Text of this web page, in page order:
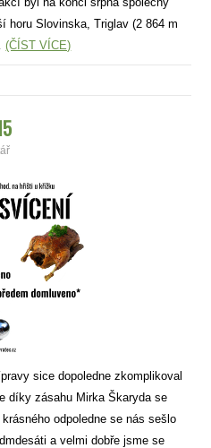
horu Slovinska, Triglav (2 864 m
(ČÍST VÍCE)
sice dopoledne zkomplikoval
díky zásahu Mirka Škaryda se
odpoledne se nás sešlo
a velmi dobře jsme se